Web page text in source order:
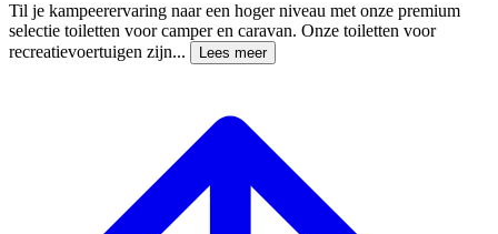
Til je kampeerervaring naar een hoger niveau met onze premium
selectie toiletten voor camper en caravan. Onze toiletten voor
recreatievoertuigen zijn...
Lees meer